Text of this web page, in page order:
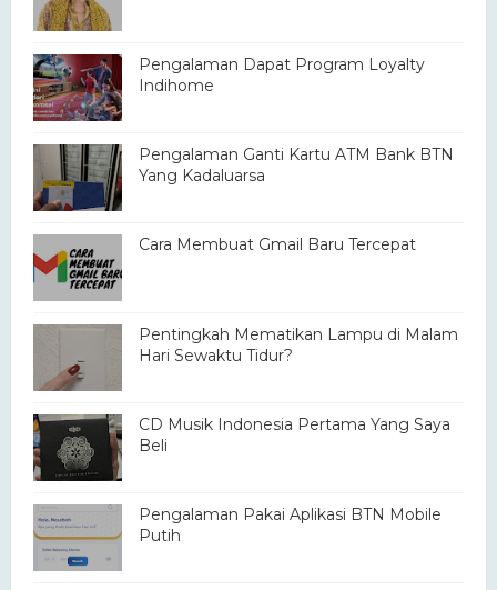
Pengalaman Dapat Program Loyalty
Indihome
Pengalaman Ganti Kartu ATM Bank BTN
Yang Kadaluarsa
Cara Membuat Gmail Baru Tercepat
Pentingkah Mematikan Lampu di Malam
Hari Sewaktu Tidur?
CD Musik Indonesia Pertama Yang Saya
Beli
Pengalaman Pakai Aplikasi BTN Mobile
Putih